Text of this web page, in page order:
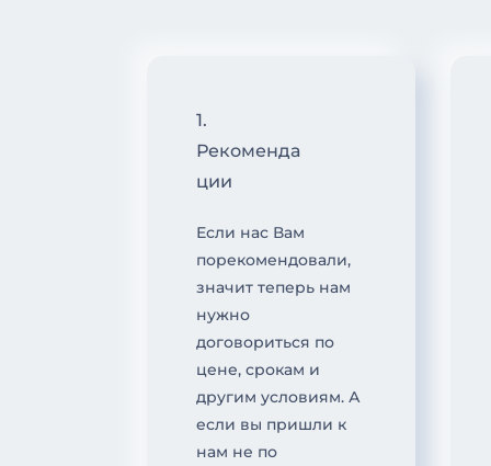
1.
Рекоменда
ции
Если нас Вам
порекомендовали,
значит теперь нам
нужно
договориться по
цене, срокам и
другим условиям. А
если вы пришли к
нам не по